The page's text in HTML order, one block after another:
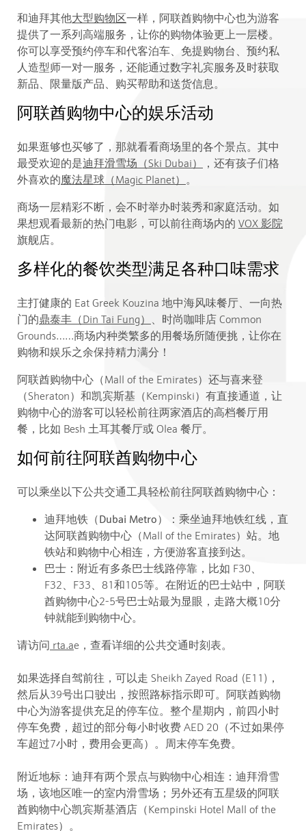
和迪拜其他大型购物区一样，阿联酋购物中心也为游客
提供了一系列高端服务，让你的购物体验更上一层楼。
你可以享受预约停车和代客泊车、免提购物台、预约私
人造型师一对一服务，还能通过数字礼宾服务及时获取
新品、限量版产品、购买帮助和送货信息。
阿联酋购物中心的娱乐活动
如果逛够也买够了，那就看看商场里的各个景点。其中
最受欢迎的是迪拜滑雪场（Ski Dubai）
，还有孩子们格
外喜欢的魔法星球（Magic Planet） 。
商场一层精彩不断，会不时举办时装秀和家庭活动。如
果想观看最新的热门电影，可以前往商场内的 VOX 影院
旗舰店。
多样化的餐饮类型满足各种口味需求
主打健康的 Eat Greek Kouzina 地中海风味餐厅、一向热
门的鼎泰丰（Din Tai Fung） 、时尚咖啡店 Common
Grounds……商场内种类繁多的用餐场所随便挑，让你在
购物和娱乐之余保持精力满分！
阿联酋购物中心（Mall of the Emirates）还与喜来登
（Sheraton）和凯宾斯基（Kempinski）有直接通道，让
购物中心的游客可以轻松前往两家酒店的高档餐厅用
餐，比如 Besh 土耳其餐厅或 Olea 餐厅。
如何前往阿联酋购物中心
可以乘坐以下公共交通工具轻松前往阿联酋购物中心：
迪拜地铁（Dubai Metro）： 乘坐迪拜地铁红线，直
达阿联酋购物中心（Mall of the Emirates）站。地
铁站和购物中心相连，方便游客直接到达。
巴士： 附近有多条巴士线路停靠，比如 F30、
F32、F33、81和105等。在附近的巴士站中，阿联
酋购物中心2-5号巴士站最为显眼，走路大概10分
钟就能到购物中心。
请访问 rta.ae，查看详细的公共交通时刻表。
如果选择自驾前往，可以走 Sheikh Zayed Road (E11)，
然后从39号出口驶出，按照路标指示即可。阿联酋购物
中心为游客提供充足的停车位。整个星期内，前四小时
停车免费，超过的部分每小时收费 AED 20（不过如果停
车超过7小时，费用会更高）。周末停车免费。
附近地标： 迪拜有两个景点与购物中心相连：迪拜滑雪
场，该地区唯一的室内滑雪场；另外还有五星级的阿联
酋购物中心凯宾斯基酒店（Kempinski Hotel Mall of the
Emirates）。